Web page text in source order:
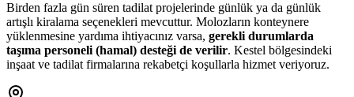
Birden fazla gün süren tadilat projelerinde günlük ya da günlük
artışlı kiralama seçenekleri mevcuttur. Molozların konteynere
yüklenmesine yardıma ihtiyacınız varsa, gerekli durumlarda
taşıma personeli (hamal) desteği de verilir. Kestel bölgesindeki
inşaat ve tadilat firmalarına rekabetçi koşullarla hizmet veriyoruz.